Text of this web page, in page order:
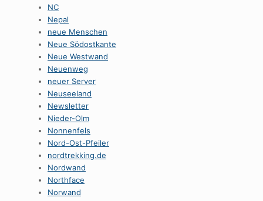
NC
Nepal
neue Menschen
Neue Södostkante
Neue Westwand
Neuenweg
neuer Server
Neuseeland
Newsletter
Nieder-Olm
Nonnenfels
Nord-Ost-Pfeiler
nordtrekking.de
Nordwand
Northface
Norwand